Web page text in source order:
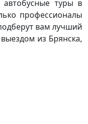
туры в
профессионалы
вам лучший
из Брянска,